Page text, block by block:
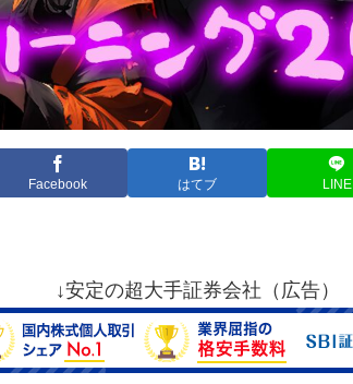
Facebook はてブ LINE
↓安定の超大手証券会社（広告）